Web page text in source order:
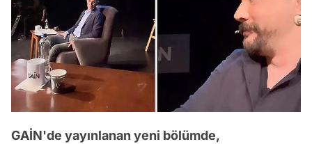
GAİN'de yayınlanan yeni bölümde,